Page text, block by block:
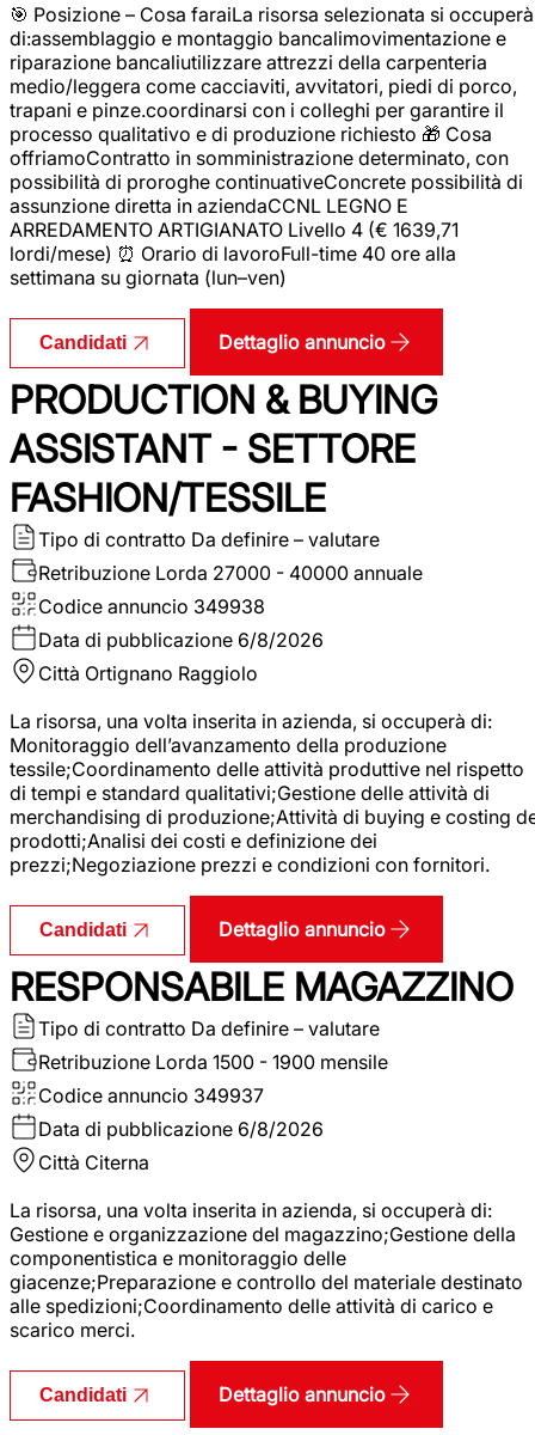
🎯 Posizione – Cosa faraiLa risorsa selezionata si occuperà
di:assemblaggio e montaggio bancalimovimentazione e
riparazione bancaliutilizzare attrezzi della carpenteria
medio/leggera come cacciaviti, avvitatori, piedi di porco,
trapani e pinze.coordinarsi con i colleghi per garantire il
processo qualitativo e di produzione richiesto 🎁 Cosa
offriamoContratto in somministrazione determinato, con
possibilità di proroghe continuativeConcrete possibilità di
assunzione diretta in aziendaCCNL LEGNO E
ARREDAMENTO ARTIGIANATO Livello 4 (€ 1639,71
lordi/mese) ⏰ Orario di lavoroFull-time 40 ore alla
settimana su giornata (lun–ven)
Candidati Dettaglio annuncio
PRODUCTION & BUYING
ASSISTANT - SETTORE
FASHION/TESSILE
Tipo di contratto Da definire – valutare
Retribuzione Lorda 27000 - 40000 annuale
Codice annuncio 349938
Data di pubblicazione 6/8/2026
Città Ortignano Raggiolo
La risorsa, una volta inserita in azienda, si occuperà di:
Monitoraggio dell’avanzamento della produzione
tessile;Coordinamento delle attività produttive nel rispetto
di tempi e standard qualitativi;Gestione delle attività di
merchandising di produzione;Attività di buying e costing
prodotti;Analisi dei costi e definizione dei
prezzi;Negoziazione prezzi e condizioni con fornitori.
Candidati Dettaglio annuncio
RESPONSABILE MAGAZZINO
Tipo di contratto Da definire – valutare
Retribuzione Lorda 1500 - 1900 mensile
Codice annuncio 349937
Data di pubblicazione 6/8/2026
Città Citerna
La risorsa, una volta inserita in azienda, si occuperà di:
Gestione e organizzazione del magazzino;Gestione della
componentistica e monitoraggio delle
giacenze;Preparazione e controllo del materiale destinato
alle spedizioni;Coordinamento delle attività di carico e
scarico merci.
Candidati Dettaglio annuncio